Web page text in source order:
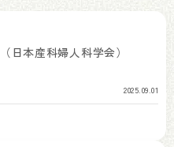
日本産科婦人科学会）
2025.09.01